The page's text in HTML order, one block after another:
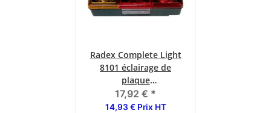
Radex Complete Light
8101 éclairage de
plaque
d'immatriculation
gauche / droite
17,92 € *
14,93 € Prix HT